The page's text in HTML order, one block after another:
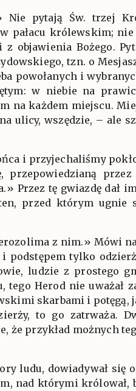
Nie pytają Św. trzej
pałacu królewskim;
objawienia Bożego.
tzn. o
powołanych i
w niebie na
na każdem miejscu.
ulicy, wszędzie, – ale
i przyjechaliśmy
przez
Przez tę gwiazdę dał
przed którym ugnie
z nim.» Mówi
podstępem tylko
ludzie z prostego
Herod nie uważał
skarbami i potęgą,
to go zatrważa.
że przykład możnych
ludu, dowiadywał się
nad którymi królował,